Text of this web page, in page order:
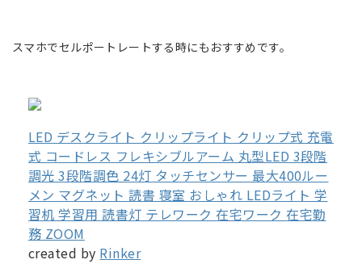
スマホでセルポートレートする時にもおすすめです。
LED デスクライト クリップライト クリップ式 充電
式 コードレス フレキシブルアーム 丸型LED 3段階
調光 3段階調色 24灯 タッチセンサー 最大400ルー
メン マグネット 読書 寝室 おしゃれ LEDライト 学
習机 学習用 読書灯 テレワーク 在宅ワーク 在宅勤
務 ZOOM
created by Rinker